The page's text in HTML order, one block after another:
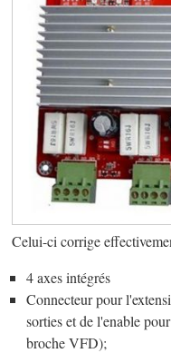
Celui-ci corrige
4 axes intégrés
Connecteur pour
sorties et de l'enable
broche VFD);